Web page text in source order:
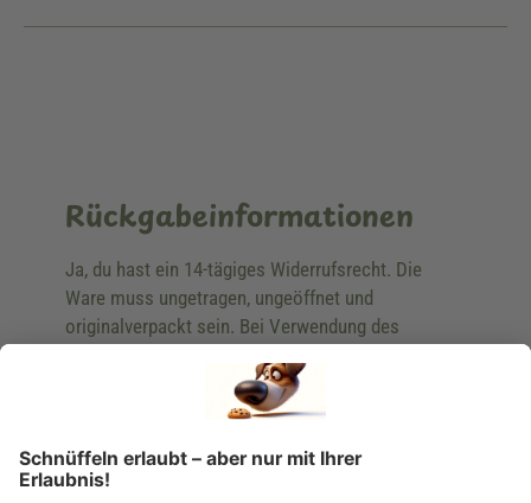
Rückgabeinformationen
Ja, du hast ein 14-tägiges Widerrufsrecht. Die
Ware muss ungetragen, ungeöffnet und
originalverpackt sein. Bei Verwendung des
Rücksendung?